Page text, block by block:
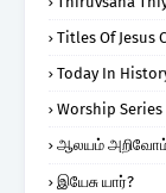
Titles Of Jesus
Today In
Worship Series
ஆலயம்
இயேசு யார்?